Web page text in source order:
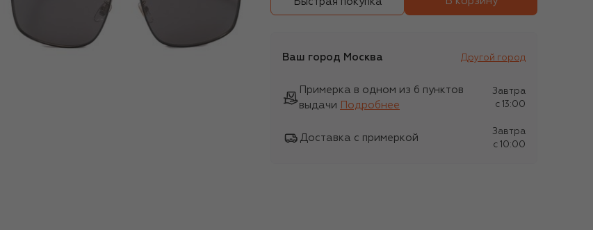
Ваш город Москва Другой город
Примерка в одном из 6 пунктов
выдачи
Подробнее
Завтра
c 13:00
Доставка с примеркой
Завтра
c 10:00